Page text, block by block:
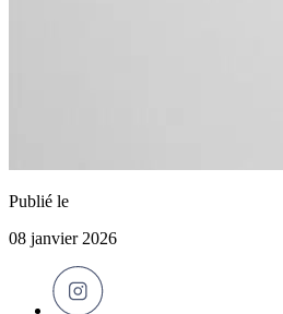
Publié le
08 janvier 2026